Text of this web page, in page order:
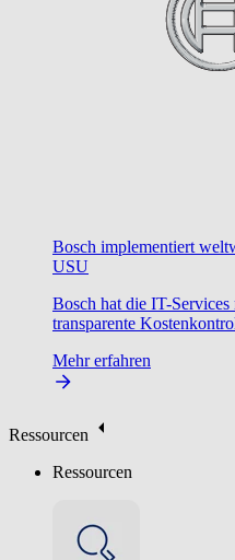
Bosch implementiert
USU
Bosch hat die IT-
transparente
Mehr erfahren
Ressourcen
Ressourcen